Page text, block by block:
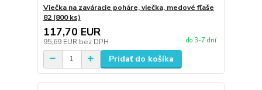
Viečka na zaváracie poháre, viečka, medové fľaše
82 (800 ks)
117,70 EUR
95,69 EUR bez DPH do 3-7 dní
Pridať do košíka